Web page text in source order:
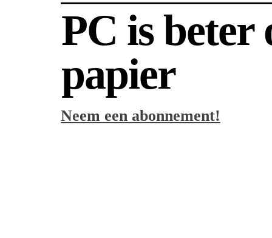
PC is beter
papier
Neem een abonnement!